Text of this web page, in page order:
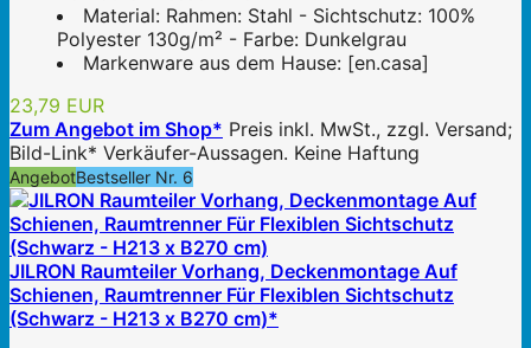
Material: Rahmen: Stahl - Sichtschutz: 100%
Polyester 130g/m² - Farbe: Dunkelgrau
Markenware aus dem Hause: [en.casa]
23,79 EUR
Zum Angebot im Shop* Preis inkl. MwSt., zzgl. Versand;
Bild-Link* Verkäufer-Aussagen. Keine Haftung
AngebotBestseller Nr. 6
JILRON Raumteiler Vorhang, Deckenmontage Auf
Schienen, Raumtrenner Für Flexiblen Sichtschutz
(Schwarz - H213 x B270 cm)*